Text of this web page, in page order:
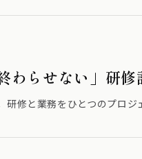
わらせない」研修
修と業務をひとつのプロジ